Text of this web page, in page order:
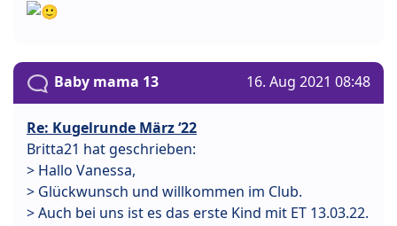
Baby mama 13 16. Aug 2021 08:48
Re: Kugelrunde März ‘22
Britta21 hat geschrieben:
> Hallo Vanessa,
> Glückwunsch und willkommen im Club.
> Auch bei uns ist es das erste Kind mit ET 13.03.22.